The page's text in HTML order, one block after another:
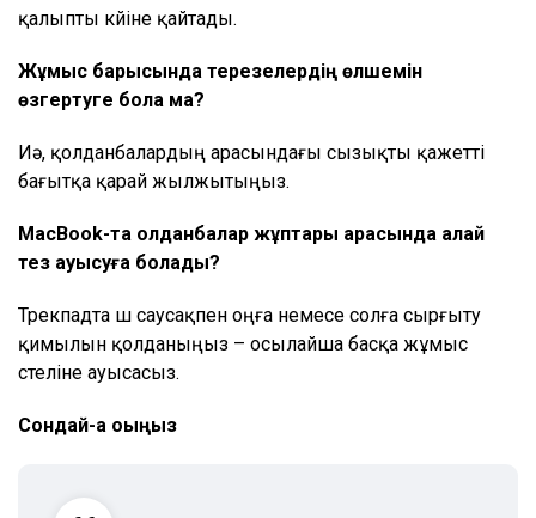
қалыпты күйіне қайтады.
Жұмыс барысында терезелердің өлшемін
өзгертуге бола ма?
Иә, қолданбалардың арасындағы сызықты қажетті
бағытқа қарай жылжытыңыз.
MacBook-та қолданбалар жұптары арасында қалай
тез ауысуға болады?
Трекпадта үш саусақпен оңға немесе солға сырғыту
қимылын қолданыңыз – осылайша басқа жұмыс
үстеліне ауысасыз.
Сондай-ақ оқыңыз